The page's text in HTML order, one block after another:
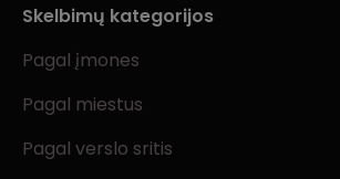
Skelbimų kategorijos
Pagal įmones
Pagal miestus
Pagal verslo sritis